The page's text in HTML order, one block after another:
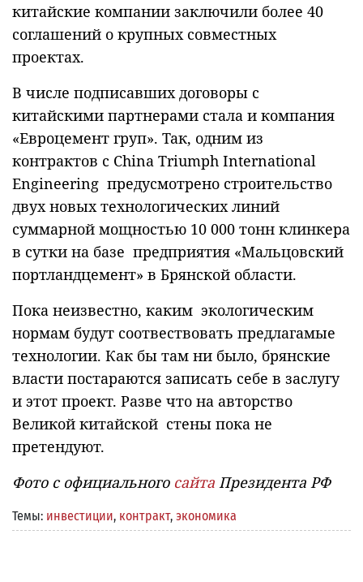
китайские компании заключили более 40
соглашений о крупных совместных
проектах.
В числе подписавших договоры с
китайскими партнерами стала и компания
«Евроцемент груп». Так, одним из
контрактов с China Triumph International
Engineering предусмотрено строительство
двух новых технологических линий
суммарной мощностью 10 000 тонн клинкера
в сутки на базе предприятия «Мальцовский
портландцемент» в Брянской области.
Пока неизвестно, каким экологическим
нормам будут соотвествовать предлагамые
технологии. Как бы там ни было, брянские
власти постараются записать себе в заслугу
и этот проект. Разве что на авторство
Великой китайской стены пока не
претендуют.
Фото с официального сайта Президента РФ
Темы: инвестиции, контракт, экономика